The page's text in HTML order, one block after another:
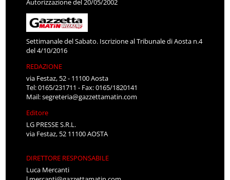
Autorizzazione del 20/05/2002
Settimanale del Sabato. Iscrizione al Tribunale di Aosta n.4
del 4/10/2016
REDAZIONE
via Festaz, 52 - 11100 Aosta
Tel: 0165/231711 - Fax: 0165/1820141
Mail:segreteria@gazzettamatin.com
Editore
LG PRESSE S.R.L.
via Festaz, 52 11100 AOSTA
DIRETTORE RESPONSABILE
Luca Mercanti